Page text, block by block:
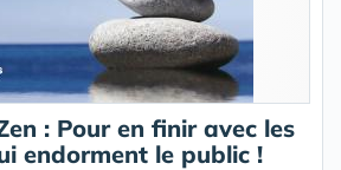
: Pour en finir avec les
endorment le public !